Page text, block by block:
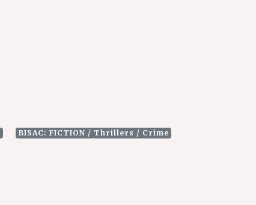
BISAC: FICTION / Thrillers / Crime